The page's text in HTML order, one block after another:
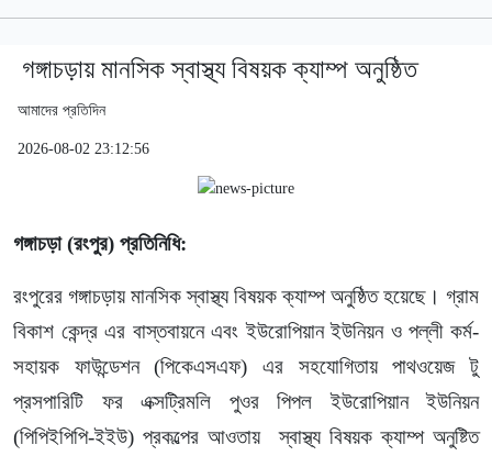
গঙ্গাচড়ায় মানসিক স্বাস্থ্য বিষয়ক ক্যাম্প অনুষ্ঠিত
আমাদের প্রতিদিন
2026-08-02 23:12:56
গঙ্গাচড়া (রংপুর) প্রতিনিধি:
রংপুরের গঙ্গাচড়ায় মানসিক স্বাস্থ্য বিষয়ক ক্যাম্প অনুষ্ঠিত হয়েছে। গ্রাম
বিকাশ কেন্দ্র এর বাস্তবায়নে এবং ইউরোপিয়ান ইউনিয়ন ও পল্লী কর্ম-
সহায়ক ফাউন্ডেশন (পিকেএসএফ) এর সহযোগিতায় পাথওয়েজ টু
প্রসপারিটি ফর এক্সট্রিমলি পুওর পিপল ইউরোপিয়ান ইউনিয়ন
(পিপিইপিপি-ইইউ) প্রকল্পের আওতায় স্বাস্থ্য বিষয়ক ক্যাম্প অনুষ্টিত